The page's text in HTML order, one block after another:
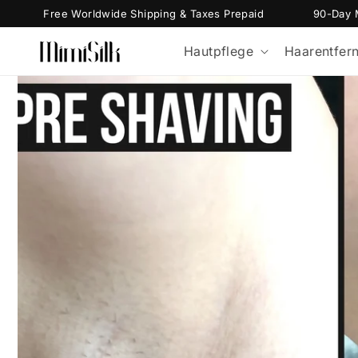
zum
Free Worldwide Shipping & Taxes Prepaid 90-Day
Hautpflege